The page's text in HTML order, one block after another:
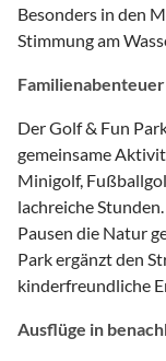
Besonders in den
Stimmung am
Der Golf & Fun
gemeinsame
Minigolf,
lachreiche
Pausen die Natur
Park ergänzt den
kinderfreundliche
Ausflüge in